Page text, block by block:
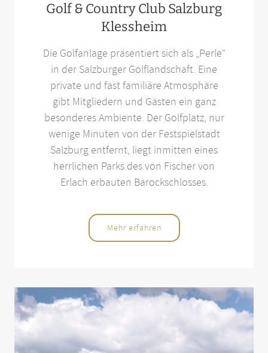
Golf & Country Club Salzburg
Klessheim
Die Golfanlage präsentiert sich als „Perle“
in der Salzburger Golflandschaft. Eine
private und fast familiäre Atmosphäre
gibt Mitgliedern und Gästen ein ganz
besonderes Ambiente. Der Golfplatz, nur
wenige Minuten von der Festspielstadt
Salzburg entfernt, liegt inmitten eines
herrlichen Parks des von Fischer von
Erlach erbauten Barockschlosses.
Mehr erfahren